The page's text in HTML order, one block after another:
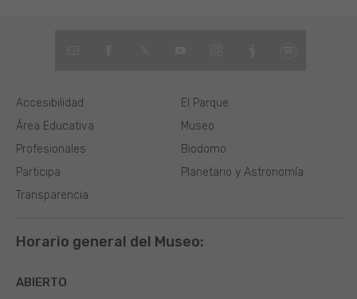
El Parque
Museo
Biodomo
Planetario y Astronomía
Área Educativa
Profesionales
Participa
Transparencia
Accesibilidad
Horario general del Museo:
ABIERTO